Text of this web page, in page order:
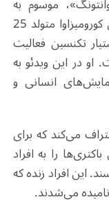
«فهرست اعضای یگان 731»، ماساکونی کورومیزاوا متولد 25
به‌عنوان دستیار تکنسین فعالیت
درگذشت. او در این ویدئو به
انسانی و
می‌کند که برای
را به افراد
این افراد زنده که
می‌شدند.